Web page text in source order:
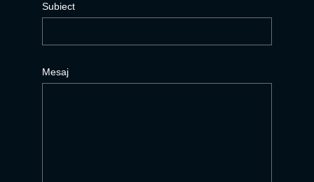
Subiect
Mesaj